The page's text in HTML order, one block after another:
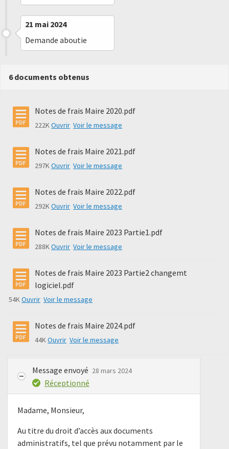
21 mai 2024
Demande aboutie
6 documents obtenus
Notes de frais Maire 2020.pdf
222KOuvrir Voir le message
Notes de frais Maire 2021.pdf
297KOuvrir Voir le message
Notes de frais Maire 2022.pdf
292KOuvrir Voir le message
Notes de frais Maire 2023 Partie1.pdf
288KOuvrir Voir le message
Notes de frais Maire 2023 Partie2 changemt
logiciel.pdf
54KOuvrir Voir le message
Notes de frais Maire 2024.pdf
44KOuvrir Voir le message
Message envoyé 28 mars 2024
Réceptionné
Madame, Monsieur,
Au titre du droit d’accès aux documents
administratifs, tel que prévu notamment par le